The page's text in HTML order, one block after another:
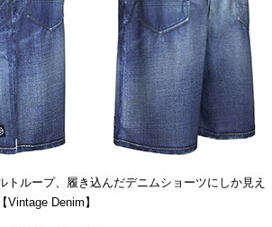
ループ、履き込んだデニムショーツにしか見え
Denim】